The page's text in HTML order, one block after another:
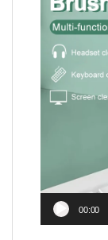
00:00